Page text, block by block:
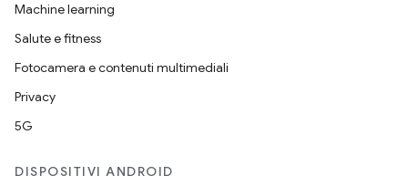
Machine learning
Salute e fitness
Fotocamera e contenuti multimediali
Privacy
5G
DISPOSITIVI ANDROID